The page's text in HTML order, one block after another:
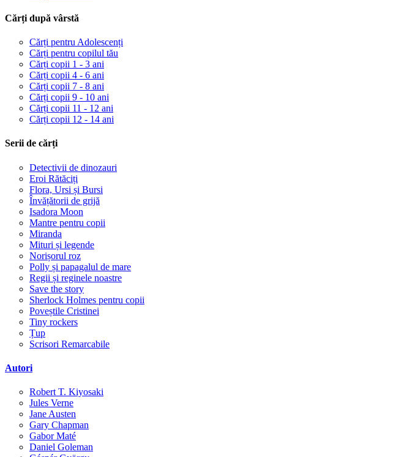
Cărți după vârstă
Cărți pentru Adolescenți
Cărți pentru copilul tău
Cărți copii 1 - 3 ani
Cărți copii 4 - 6 ani
Cărți copii 7 - 8 ani
Cărți copii 9 - 10 ani
Cărți copii 11 - 12 ani
Cărți copii 12 - 14 ani
Serii de cărți
Detectivii de dinozauri
Eroi Rătăciți
Flora, Ursi și Bursi
Învățătorii de grijă
Isadora Moon
Mantre pentru copii
Miranda
Mituri și legende
Norișorul roz
Polly și papagalul de mare
Regii și reginele noastre
Save the story
Sherlock Holmes pentru copii
Poveștile Cristinei
Tiny rockers
Țup
Scrisori Remarcabile
Autori
Robert T. Kiyosaki
Jules Verne
Jane Austen
Gary Chapman
Gabor Maté
Daniel Goleman